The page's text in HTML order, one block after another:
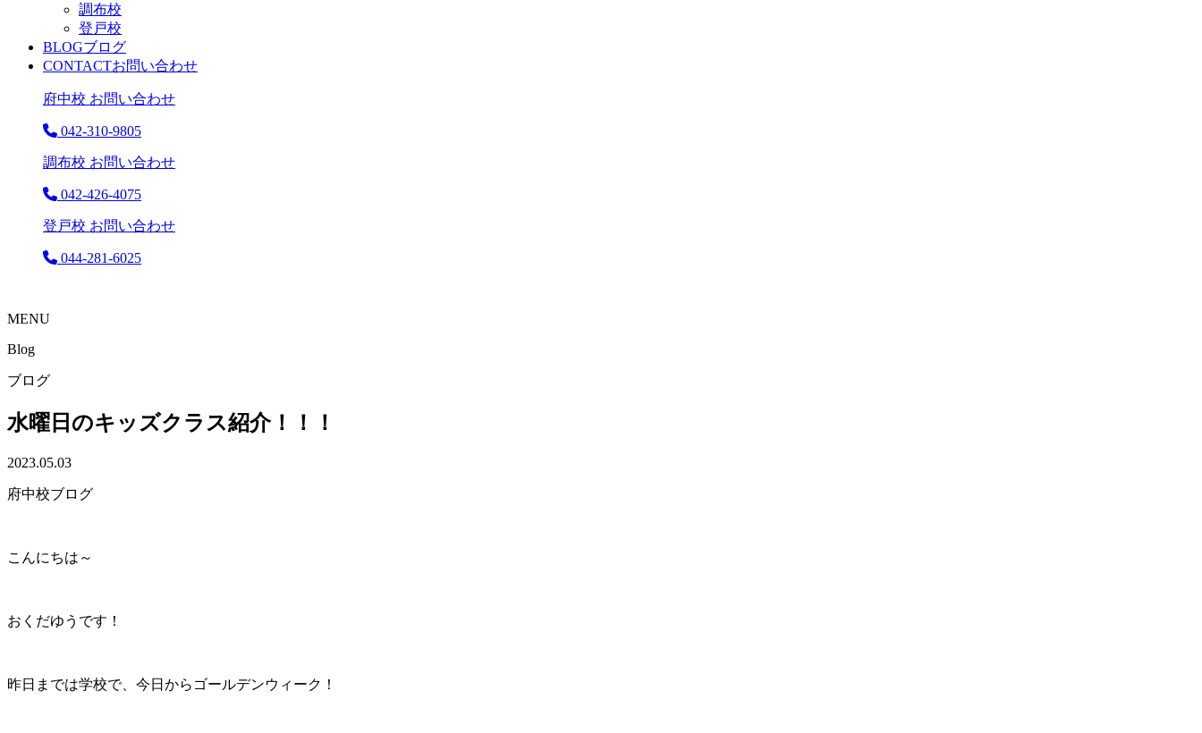
調布校
登戸校
BLOGブログ
CONTACTお問い合わせ
府中校 お問い合わせ
042-310-9805
調布校 お問い合わせ
042-426-4075
登戸校 お問い合わせ
044-281-6025
MENU
Blog
ブログ
水曜日のキッズクラス紹介！！！
2023.05.03
府中校ブログ
こんにちは～
おくだゆうです！
昨日までは学校で、今日からゴールデンウィーク！